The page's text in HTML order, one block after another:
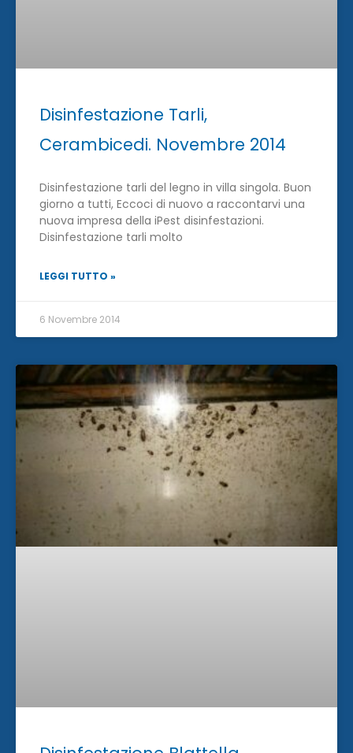
Disinfestazione Tarli,
Cerambicedi. Novembre 2014
Disinfestazione tarli del legno in villa singola. Buon
giorno a tutti, Eccoci di nuovo a raccontarvi una
nuova impresa della iPest disinfestazioni.
Disinfestazione tarli molto
LEGGI TUTTO »
6 Novembre 2014